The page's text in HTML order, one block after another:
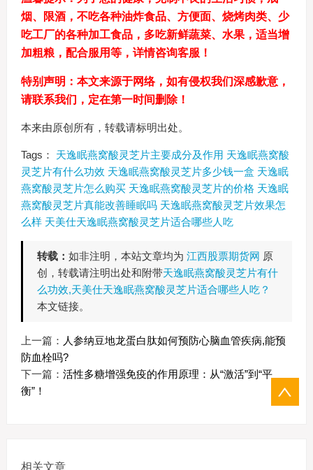
烟、限酒，不吃各种油炸食品、方便面、烧烤肉类、少
吃工厂的各种加工食品，多吃新鲜蔬菜、水果，适当增
加粗粮，配合服用等，详情咨询客服！
特别声明：本文来源于网络，如有侵权我们深感歉意，
请联系我们，定在第一时间删除！
本来由原创所有，转载请标明出处。
Tags： 天逸眠燕窝酸灵芝片主要成分及作用 天逸眠燕窝酸
灵芝片有什么功效 天逸眠燕窝酸灵芝片多少钱一盒 天逸眠
燕窝酸灵芝片怎么购买 天逸眠燕窝酸灵芝片的价格 天逸眠
燕窝酸灵芝片真能改善睡眠吗 天逸眠燕窝酸灵芝片效果怎
么样 天美仕天逸眠燕窝酸灵芝片适合哪些人吃
转载： 如非注明，本站文章均为 江西股票期货网 原
创，转载请注明出处和附带天逸眠燕窝酸灵芝片有什
么功效,天美仕天逸眠燕窝酸灵芝片适合哪些人吃？
本文链接。
上一篇： 人参纳豆地龙蛋白肽如何预防心脑血管疾病,能预
防血栓吗?
下一篇： 活性多糖增强免疫的作用原理：从“激活”到“平
衡”！
相关文章